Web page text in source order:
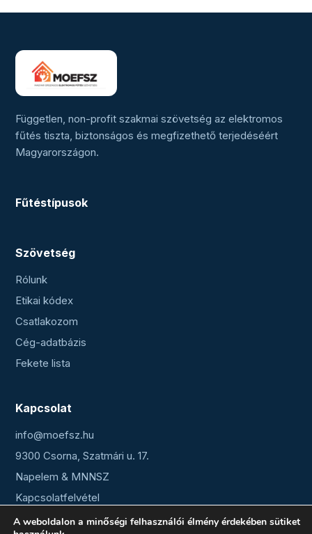
Független, non-profit szakmai szövetség az elektromos
fűtés tiszta, biztonságos és megfizethető terjedéséért
Magyarországon.
Fűtéstípusok
Szövetség
Rólunk
Etikai kódex
Csatlakozom
Cég-adatbázis
Fekete lista
Kapcsolat
info@moefsz.hu
9300 Csorna, Szatmári u. 17.
Napelem & MNNSZ
Kapcsolatfelvétel
A weboldalon a minőségi felhasználói élmény érdekében sütiket